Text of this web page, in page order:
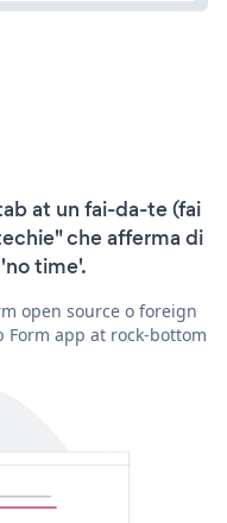
at un fai-da-te (fai
che afferma di
time'.
open source o foreign
Form app at rock-bottom